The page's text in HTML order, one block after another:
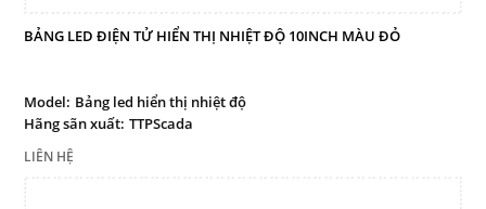
BẢNG LED ĐIỆN TỬ HIỂN THỊ NHIỆT ĐỘ 10INCH MÀU ĐỎ
Model: Bảng led hiển thị nhiệt độ
Hãng sãn xuất: TTPScada
LIÊN HỆ